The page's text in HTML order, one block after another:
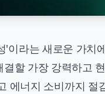
이라는 새로운 가치
할 가장 강력하고
에너지 소비까지 절